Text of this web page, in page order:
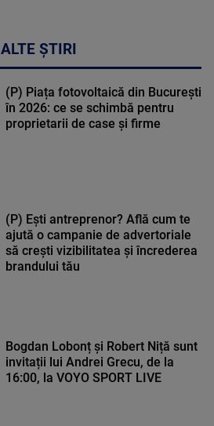
ALTE ȘTIRI
(P) Piața fotovoltaică din București
în 2026: ce se schimbă pentru
proprietarii de case și firme
(P) Ești antreprenor? Află cum te
ajută o campanie de advertoriale
să crești vizibilitatea și încrederea
brandului tău
Bogdan Lobonț și Robert Niță sunt
invitații lui Andrei Grecu, de la
16:00, la VOYO SPORT LIVE